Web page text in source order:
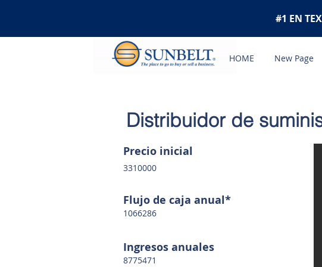
HOME New Page
#1 EN
Distribuidor de
Precio inicial
3310000
Flujo de caja anual*
1066286
Ingresos anuales
8775471